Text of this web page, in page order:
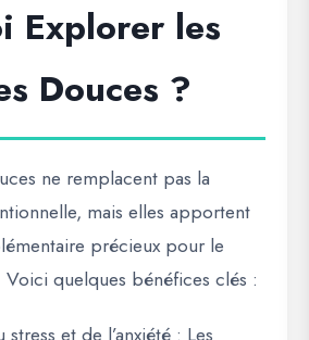
Explorer les
Douces ?
ne remplacent pas la
mais elles apportent
précieux pour le
quelques bénéfices clés :